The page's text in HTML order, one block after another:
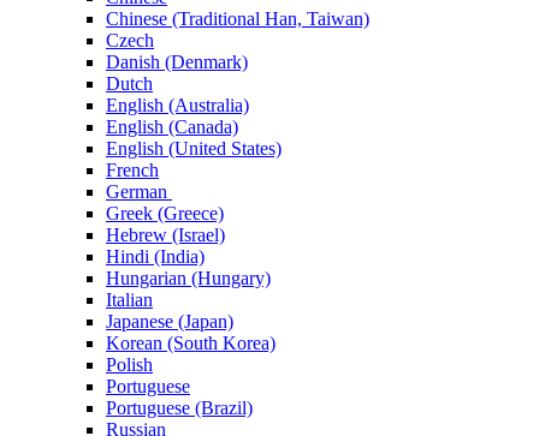
Chinese (Traditional Han, Taiwan)
Czech
Danish (Denmark)
Dutch
English (Australia)
English (Canada)
English (United States)
French
German
Greek (Greece)
Hebrew (Israel)
Hindi (India)
Hungarian (Hungary)
Italian
Japanese (Japan)
Korean (South Korea)
Polish
Portuguese
Portuguese (Brazil)
Russian